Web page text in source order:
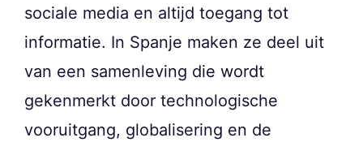
sociale media en altijd toegang tot
informatie. In Spanje maken ze deel uit
van een samenleving die wordt
gekenmerkt door technologische
vooruitgang, globalisering en de